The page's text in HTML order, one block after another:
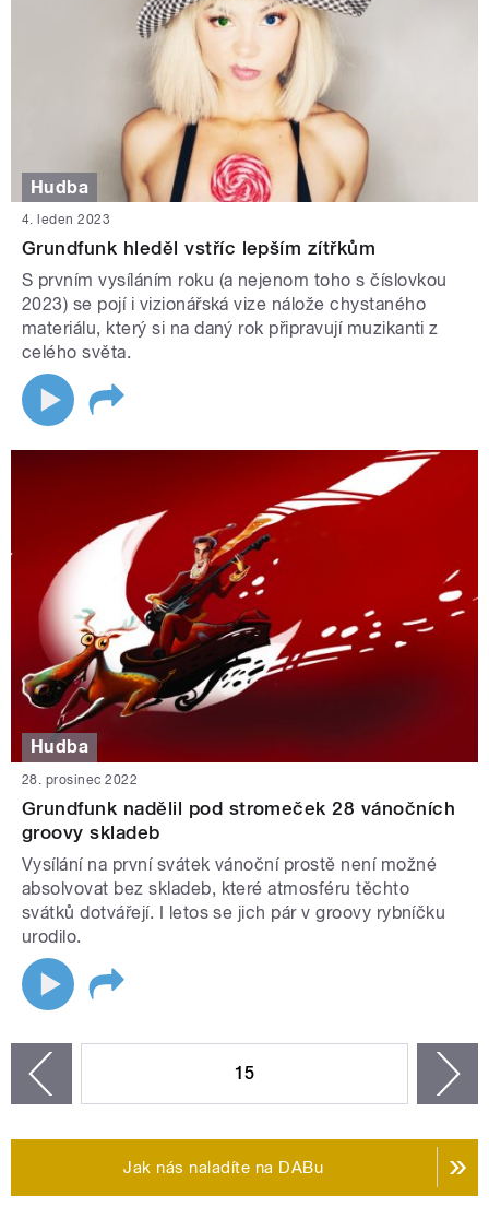
Hudba
4. leden 2023
Grundfunk hleděl vstříc lepším zítřkům
S prvním vysíláním roku (a nejenom toho s číslovkou
2023) se pojí i vizionářská vize nálože chystaného
materiálu, který si na daný rok připravují muzikanti z
celého světa.
Hudba
28. prosinec 2022
Grundfunk nadělil pod stromeček 28 vánočních
groovy skladeb
Vysílání na první svátek vánoční prostě není možné
absolvovat bez skladeb, které atmosféru těchto
svátků dotvářejí. I letos se jich pár v groovy rybníčku
urodilo.
15
Jak nás naladíte na DABu